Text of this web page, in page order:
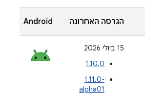
הגרסה האחרונה Android
‫15 ביולי 2026
1.10.0
‎1.11.0-
alpha01